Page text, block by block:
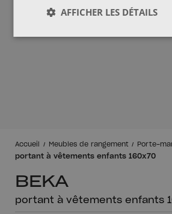
Accueil Meubles de rangement Porte-
portant à vêtements enfants 160x70
BEKA
portant à vêtements enfants
AFFICHER LES DÉTAILS